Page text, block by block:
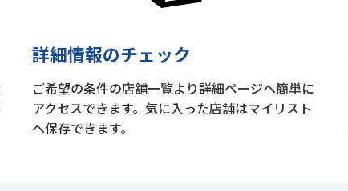
詳細情報のチェック
ご希望の条件の店舗一覧より詳細ページへ簡単に
アクセスできます。気に入った店舗はマイリスト
へ保存できます。